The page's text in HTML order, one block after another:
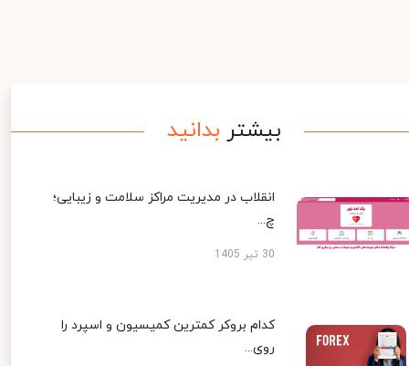
بیشتر بدانید
انقلاب در مدیریت مراکز سلامت و زیبایی؛
چ...
30 تیر 1405
کدام بروکر کمترین کمیسیون و اسپرد را
روی...